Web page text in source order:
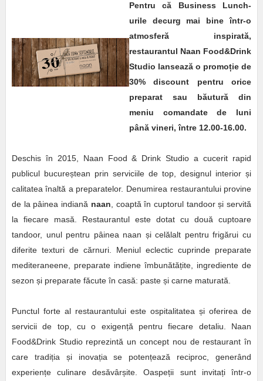
Pentru că Business Lunch-
urile decurg mai bine într-o
atmosferă inspirată,
restaurantul Naan Food&Drink
Studio lansează o promoție de
30% discount pentru orice
preparat sau băutură din
meniu comandate de luni
până vineri, între 12.00-16.00.
Deschis în 2015, Naan Food & Drink Studio a cucerit rapid
publicul bucureștean prin serviciile de top, designul interior și
calitatea înaltă a preparatelor. Denumirea restaurantului provine
de la pâinea indiană naan , coaptă în cuptorul tandoor și servită
la fiecare masă. Restaurantul este dotat cu două cuptoare
tandoor, unul pentru pâinea naan și celălalt pentru frigărui cu
diferite texturi de cărnuri. Meniul eclectic cuprinde preparate
mediteraneene, preparate indiene îmbunătățite, ingrediente de
sezon și preparate făcute în casă: paste și carne maturată.
Punctul forte al restaurantului este ospitalitatea și oferirea de
servicii de top, cu o exigență pentru fiecare detaliu. Naan
Food&Drink Studio reprezintă un concept nou de restaurant în
care tradiția și inovația se potențează reciproc, generând
experiențe culinare desăvârșite. Oaspeții sunt invitați într-o